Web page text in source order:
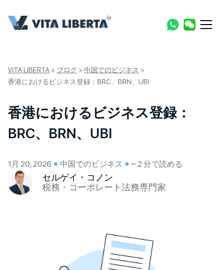
VITA LIBERTA > ブログ > 中国でのビジネス >
香港におけるビジネス登録：BRC、BRN、UBI
香港におけるビジネス登録：
BRC、BRN、UBI
1月 20, 2026 中国でのビジネス ~ 2 分で読める
セルゲイ・コノン
税務・コーポレート法務専門家